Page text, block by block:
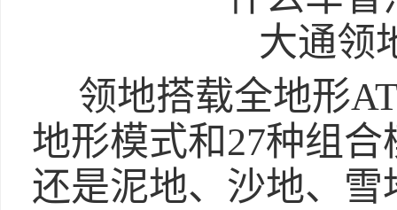
领地搭载全地形
地形模式和27种组
还是泥地、沙地、